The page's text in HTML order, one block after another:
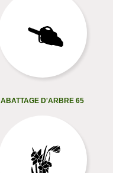
ABATTAGE D'ARBRE 65